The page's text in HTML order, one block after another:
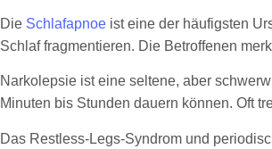
Die Schlafapnoe ist eine der häufigsten
Schlaf fragmentieren. Die Betroffenen
Narkolepsie ist eine seltene, aber
Minuten bis Stunden dauern können. Oft
Das Restless-Legs-Syndrom und